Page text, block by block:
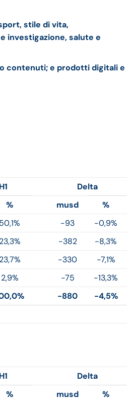
stile di vita,
investigazione, salute e
contenuti; e prodotti digitali e
Delta
% musd
%
50,1% -93
-0,9%
23,3% -382
-8,3%
23,7% -330
-7,1%
2,9% -75
-13,3%
-880
-4,5%
Delta
% musd
%